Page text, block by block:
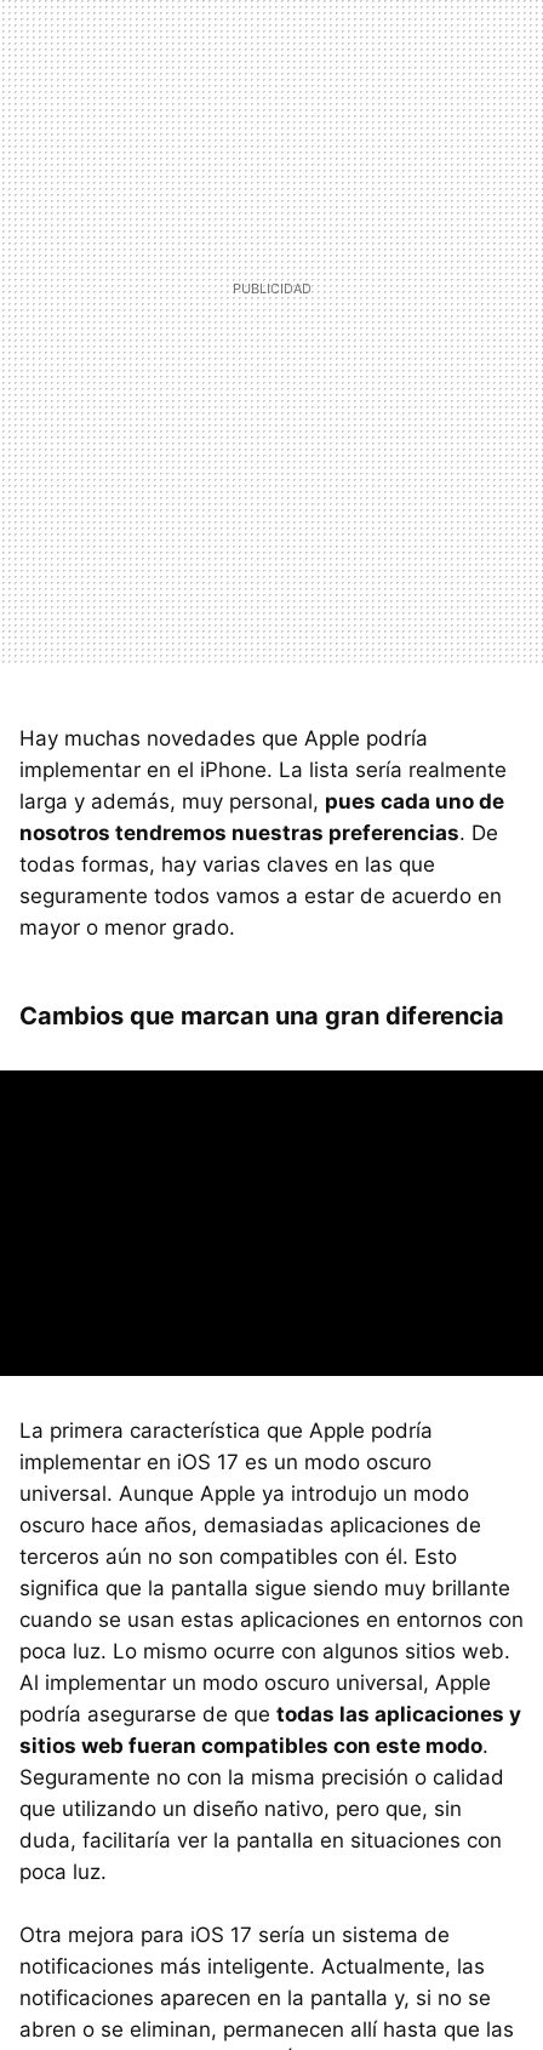
Hay muchas novedades que Apple podría
implementar en el iPhone. La lista sería realmente
larga y además, muy personal, pues cada uno de
nosotros tendremos nuestras preferencias. De
todas formas, hay varias claves en las que
seguramente todos vamos a estar de acuerdo en
mayor o menor grado.
Cambios que marcan una gran diferencia
La primera característica que Apple podría
implementar en iOS 17 es un modo oscuro
universal. Aunque Apple ya introdujo un modo
oscuro hace años, demasiadas aplicaciones de
terceros aún no son compatibles con él. Esto
significa que la pantalla sigue siendo muy brillante
cuando se usan estas aplicaciones en entornos con
poca luz. Lo mismo ocurre con algunos sitios web.
Al implementar un modo oscuro universal, Apple
podría asegurarse de que todas las aplicaciones y
sitios web fueran compatibles con este modo.
Seguramente no con la misma precisión o calidad
que utilizando un diseño nativo, pero que, sin
duda, facilitaría ver la pantalla en situaciones con
poca luz.
Otra mejora para iOS 17 sería un sistema de
notificaciones más inteligente. Actualmente, las
notificaciones aparecen en la pantalla y, si no se
abren o se eliminan, permanecen allí hasta que las